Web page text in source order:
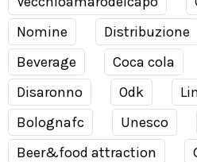
Nomine
Distribuzione
Beverage
Coca cola
Disaronno
Odk
Bolognafc
Unesco
Beer&food attraction